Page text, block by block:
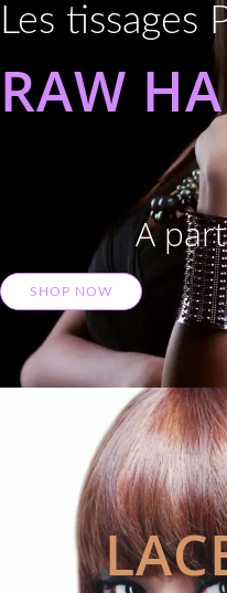
Les tissages
RAW
A
SHOP NOW